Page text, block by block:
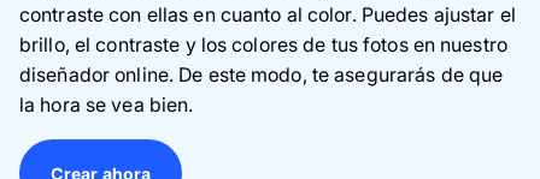
contraste con ellas en cuanto al color. Puedes ajustar el
brillo, el contraste y los colores de tus fotos en nuestro
diseñador online. De este modo, te asegurarás de que
la hora se vea bien.
Crear ahora